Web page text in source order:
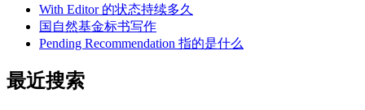
With Editor 的状态持续多久
国自然基金标书写作
Pending Recommendation 指的是什么
最近搜索